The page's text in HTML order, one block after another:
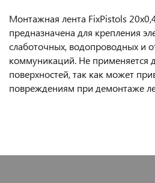
Монтажная лента FixPistols
предназначена для крепления
слаботочных, водопроводных и
коммуникаций. Не применяется
поверхностей, так как может
повреждениям при демонтаже